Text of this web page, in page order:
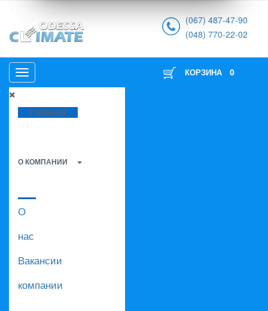
(067) 487-47-90
(048) 770-22-02
ГЛАВНАЯ
О КОМПАНИИ
О
нас
Вакансии
компании
КОРЗИНА 0